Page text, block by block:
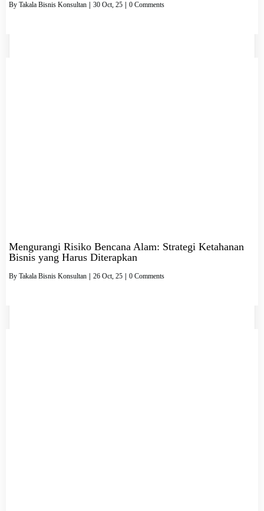
By Takala Bisnis Konsultan 30 Oct, 25 0 Comments
Mengurangi Risiko Bencana Alam: Strategi Ketahanan
Bisnis yang Harus Diterapkan
By Takala Bisnis Konsultan | 26 Oct, 25 | 0 Comments